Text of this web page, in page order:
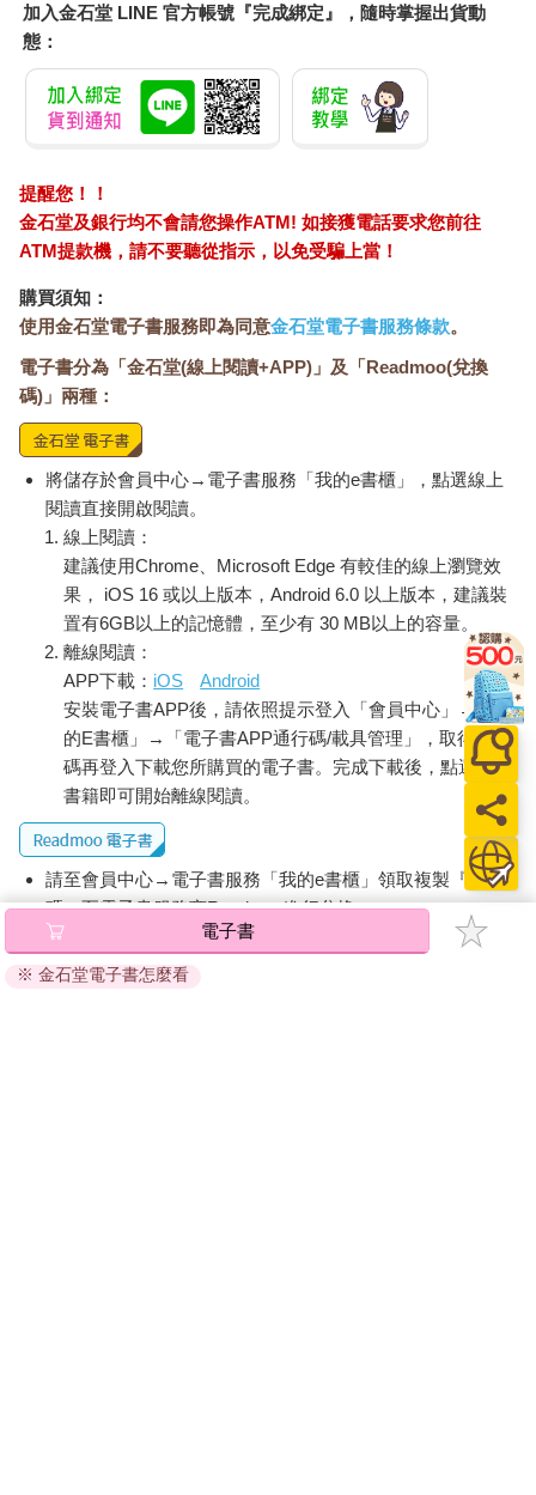
加入金石堂 LINE 官方帳號『完成綁定』，隨時掌握出貨動
態：
提醒您！！
金石堂及銀行均不會請您操作ATM! 如接獲電話要求您前往
ATM提款機，請不要聽從指示，以免受騙上當！
購買須知：
使用金石堂電子書服務即為同意金石堂電子書服務條款。
電子書分為「金石堂(線上閱讀+APP)」及「Readmoo(兌換
碼)」兩種：
將儲存於會員中心→電子書服務「我的e書櫃」，點選線上
閱讀直接開啟閱讀。
線上閱讀：
建議使用Chrome、Microsoft Edge 有較佳的線上瀏覽效
果， iOS 16 或以上版本，Android 6.0 以上版本，建議裝
置有6GB以上的記憶體，至少有 30 MB以上的容量。
離線閱讀：
APP下載： iOS
Android
安裝電子書APP後，請依照提示登入「會員中心」→「我
的E書櫃」→「電子書APP通行碼/載具管理」，取得通行
碼再登入下載您所購買的電子書。完成下載後，點選任一
書籍即可開始離線閱讀。
請至會員中心→電子書服務「我的e書櫃」領取複製『兌換
碼』至電子書服務商Readmoo進行兌換。
退換貨須知：
因版權保護，您在金石堂所購買的電子書僅能以金石堂專屬
電子書
※ 金石堂電子書怎麼看